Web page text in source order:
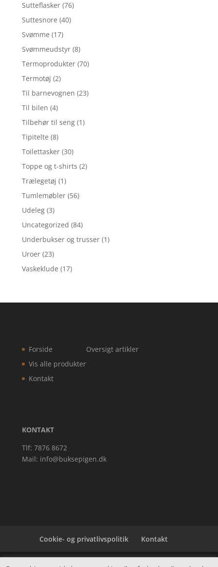
Sutteflasker (76)
Suttesnore (40)
Svømme (17)
Svømmeudstyr (8)
Termoprodukter (70)
Termotøj (2)
Til barnevognen (23)
Til bilen (4)
Tilbehør til seng (1)
Tipitelte (8)
Toilettasker (30)
Toppe og t-shirts (2)
Trælegetøj (1)
Tumlemøbler (56)
Udeleg (3)
Uncategorized (84)
Underbukser og trusser (1)
Uroer (23)
Vaskeklude (17)
Forside
Vis alle produkter
Kontakt
Oversigt artikler
KONTAKT
Tlf: 7876 8672
Mail: info@buksepigen.dk
Cookie- og privatlivspolitik Kontakt
Denne hjemmeside samler et bredt udvalg af